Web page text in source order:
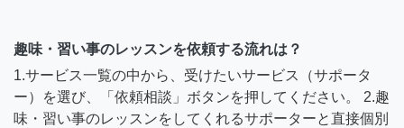
趣味・習い事のレッスンを依頼する流れは？
1.サービス一覧の中から、受けたいサービス（サポータ
ー）を選び、「依頼相談」ボタンを押してください。 2.趣
味・習い事のレッスンをしてくれるサポーターと直接個別